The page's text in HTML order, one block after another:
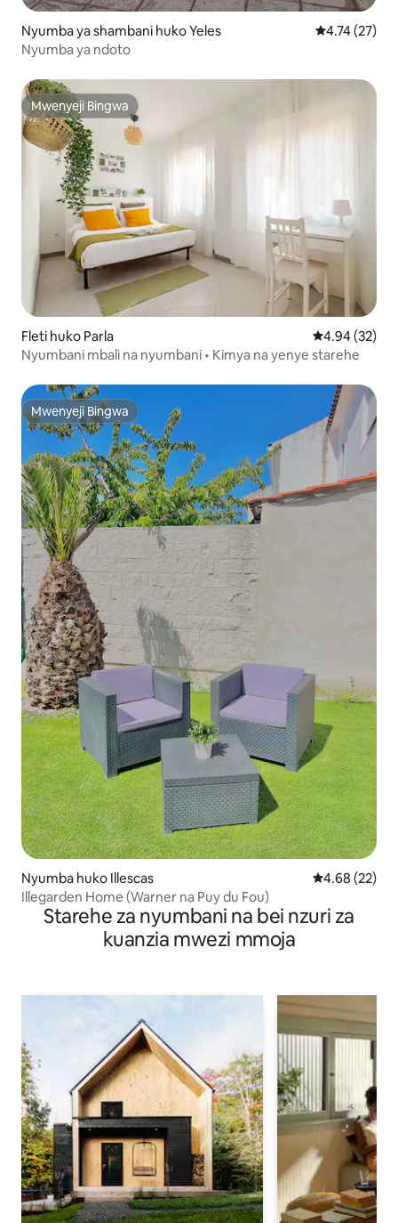
Nyumba ya shambani huko Yeles Ukadiriaji wa
4.74 (27)
Nyumba ya ndoto
Mwenyeji Bingwa
Mwenyeji Bingwa
Fleti huko Parla Ukadiriaji wa
4.94 (32)
Nyumbani mbali na nyumbani • Kimya na yenye starehe
Mwenyeji Bingwa
Mwenyeji Bingwa
Nyumba huko Illescas Ukadiriaji wa
4.68 (22)
Illegarden Home (Warner na Puy du Fou)
Starehe za nyumbani na bei nzuri za
kuanzia mwezi mmoja